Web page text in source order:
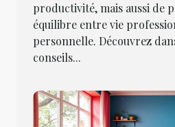
productivité, mais aussi de
équilibre entre vie
personnelle. Découvrez
conseils...